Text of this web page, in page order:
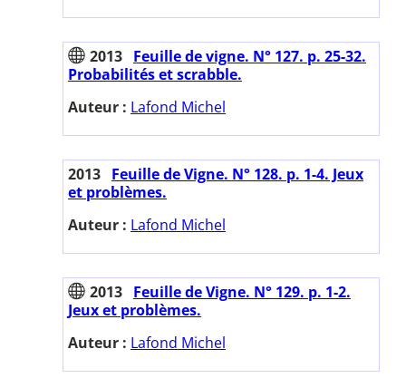
2013 Feuille de vigne. N° 127. p. 25-32.
Probabilités et scrabble.
Auteur : Lafond Michel
2013 Feuille de Vigne. N° 128. p. 1-4. Jeux
et problèmes.
Auteur : Lafond Michel
2013 Feuille de Vigne. N° 129. p. 1-2.
Jeux et problèmes.
Auteur : Lafond Michel